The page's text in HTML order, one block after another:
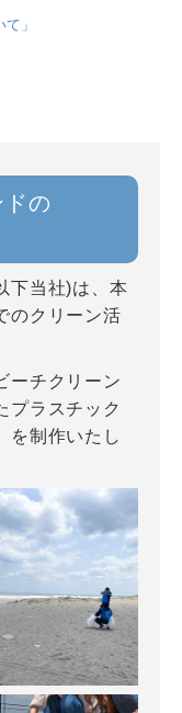
」
の
下当社)は、本
のクリーン活
ーチクリーン
プラスチック
を制作いたし